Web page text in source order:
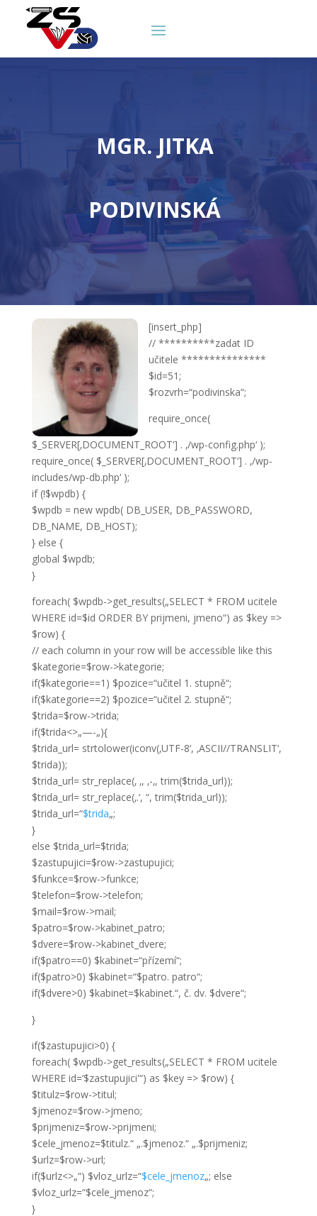
MGR. JITKA
PODIVINSKÁ
[insert_php]
// **********zadat ID
učitele ***************
$id=51;
$rozvrh=“podivinska“;
require_once(
$_SERVER[‚DOCUMENT_ROOT‘] . ‚/wp-config.php‘ );
require_once( $_SERVER[‚DOCUMENT_ROOT‘] . ‚/wp-
includes/wp-db.php‘ );
if (!$wpdb) {
$wpdb = new wpdb( DB_USER, DB_PASSWORD,
DB_NAME, DB_HOST);
} else {
global $wpdb;
}
foreach( $wpdb->get_results(„SELECT * FROM ucitele
WHERE id=$id ORDER BY prijmeni, jmeno“) as $key =>
$row) {
// each column in your row will be accessible like this
$kategorie=$row->kategorie;
if($kategorie==1) $pozice=“učitel 1. stupně“;
if($kategorie==2) $pozice=“učitel 2. stupně“;
$trida=$row->trida;
if($trida<>„—-„){
$trida_url= strtolower(iconv(‚UTF-8‘, ‚ASCII//TRANSLIT‘,
$trida));
$trida_url= str_replace(‚ ‚, ‚-‚, trim($trida_url));
$trida_url= str_replace(‚.‘, “, trim($trida_url));
$trida_url=“$trida„;
}
else $trida_url=$trida;
$zastupujici=$row->zastupujici;
$funkce=$row->funkce;
$telefon=$row->telefon;
$mail=$row->mail;
$patro=$row->kabinet_patro;
$dvere=$row->kabinet_dvere;
if($patro==0) $kabinet=“přízemí“;
if($patro>0) $kabinet=“$patro. patro“;
if($dvere>0) $kabinet=$kabinet.“, č. dv. $dvere“;
}
if($zastupujici>0) {
foreach( $wpdb->get_results(„SELECT * FROM ucitele
WHERE id=’$zastupujici'“) as $key => $row) {
$titulz=$row->titul;
$jmenoz=$row->jmeno;
$prijmeniz=$row->prijmeni;
$cele_jmenoz=$titulz.“ „.$jmenoz.“ „.$prijmeniz;
$urlz=$row->url;
if($urlz<>„“) $vloz_urlz=“$cele_jmenoz„; else
$vloz_urlz=“$cele_jmenoz“;
}